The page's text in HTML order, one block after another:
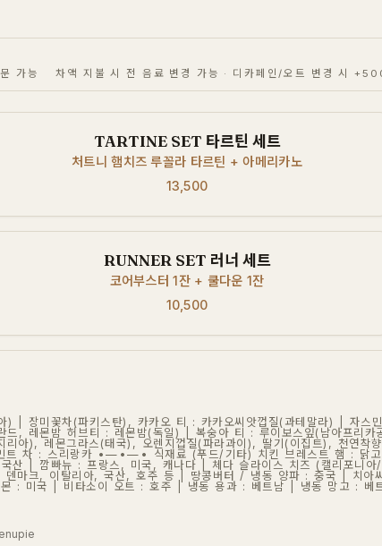
가능 차액 지불 시 전 음료 변경 가능 · 디카페인/오트 변경 시
TARTINE SET 타르틴 세트
처트니 햄치즈 루꼴라 타르틴 + 아메리카노
13,500
RUNNER SET 러너 세트
코어부스터 1잔 + 쿨다운 1잔
10,500
| 장미꽃차(파키스탄), 카카오 티 : 카카오씨앗껍질(과테말라) | 자스민
, 레몬밤 허브티 : 레몬밤(독일) | 복숭아 티 : 루이보스잎(남아프리카
아), 레몬그라스(태국), 오렌지껍질(파라과이), 딸기(이집트), 천연착향
트 차 : 스리랑카 •—•—• 식재료 (푸드/기타) 치킨 브레스트 햄 : 닭고
산 | 깜빠뉴 : 프랑스, 미국, 캐나다 | 체다 슬라이스 치즈 (캘리포니아/
마크, 이탈리아, 국산, 호주 등 | 땅콩버터 / 냉동 양파 : 중국 | 치아씨
: 미국 | 비타소이 오트 : 호주 | 냉동 용과 : 베트남 | 냉동 망고 : 베